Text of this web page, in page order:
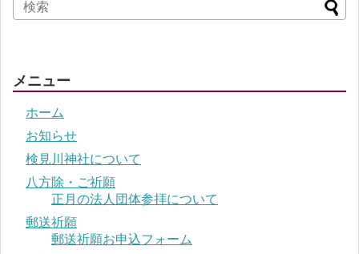
メニュー
ホーム
お知らせ
検見川神社について
八方除・ご祈願
正月の法人団体参拝について
郵送祈願
郵送祈願お申込フォーム